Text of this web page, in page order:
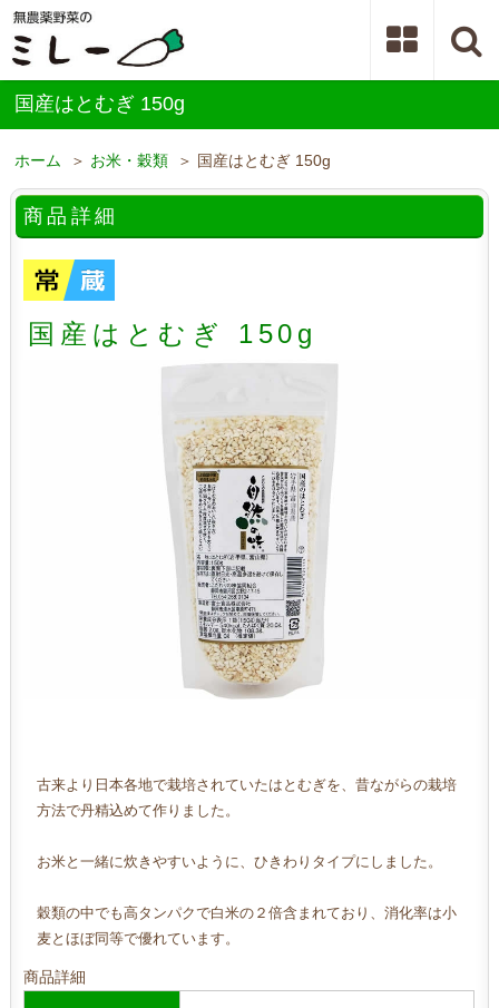
国産はとむぎ 150g
ホーム ＞ お米・穀類 ＞ 国産はとむぎ 150g
商品詳細
国産はとむぎ 150g
古来より日本各地で栽培されていたはとむぎを、昔ながらの栽培
方法で丹精込めて作りました。
お米と一緒に炊きやすいように、ひきわりタイプにしました。
穀類の中でも高タンパクで白米の２倍含まれており、消化率は小
麦とほぼ同等で優れています。
商品詳細